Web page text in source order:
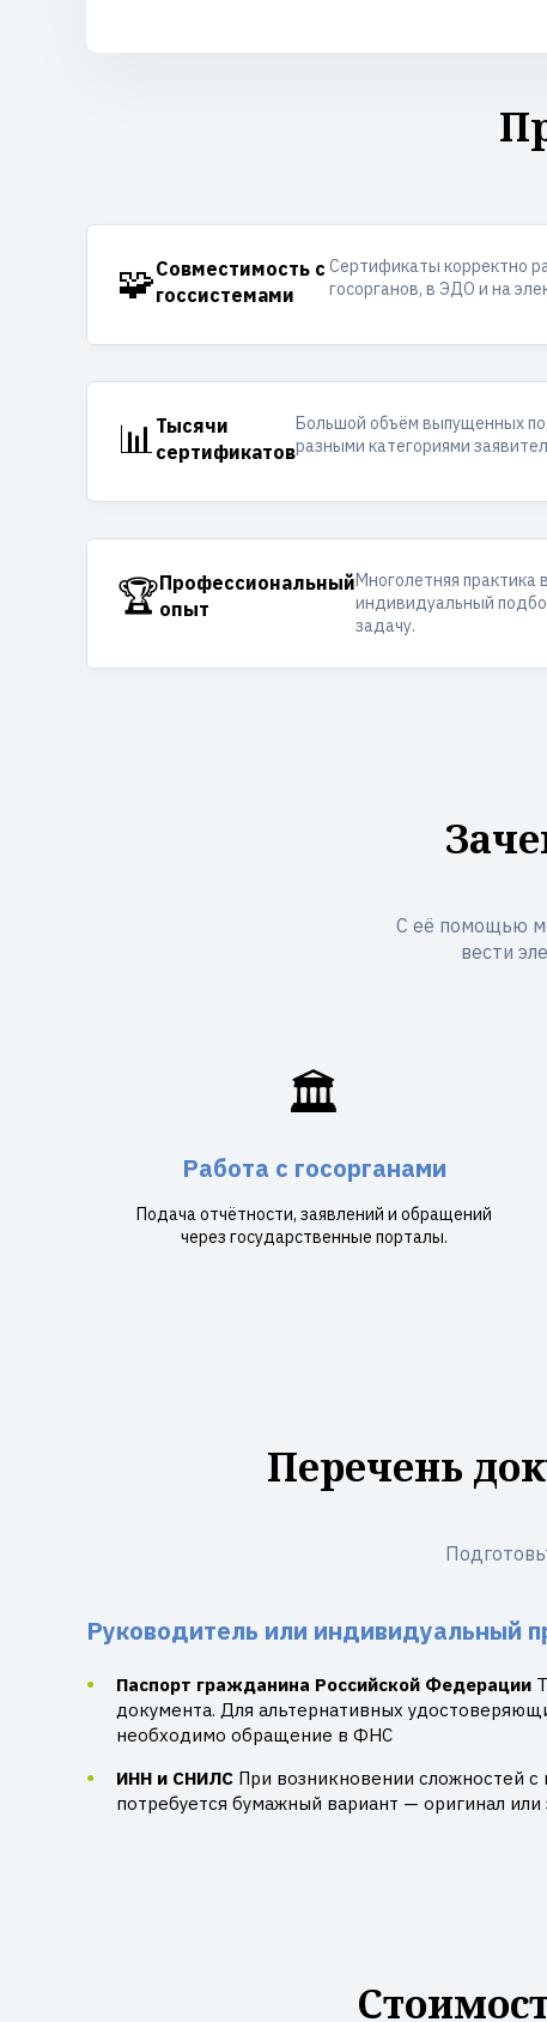
🧩Совместимость с
госсистемами
Сертификаты корректно
госорганов, в ЭДО и на
📊 Тысячи
сертификатов
Большой объём выпущенных
разными категориями
🏆Профессиональный
опыт
Многолетняя практика
индивидуальный
задачу.
С её помощью
вести
🏛️
Работа с госорганами
Подача отчётности, заявлений и обращений
через государственные порталы.
Перечень
Руководитель или индивидуальный
Паспорт гражданина Российской Федерации
документа. Для альтернативных
необходимо обращение в ФНС
ИНН и СНИЛС При возникновении сложностей
потребуется бумажный вариант — оригинал или